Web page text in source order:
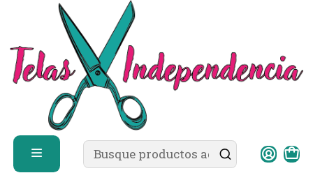
✨ ¿Cómo comprar?
Costura & Complementos
🧵 Hilos
Hilos para todo tipo de confección,
disponibles en distintos colores y
resistencias. Ideales para proyectos de